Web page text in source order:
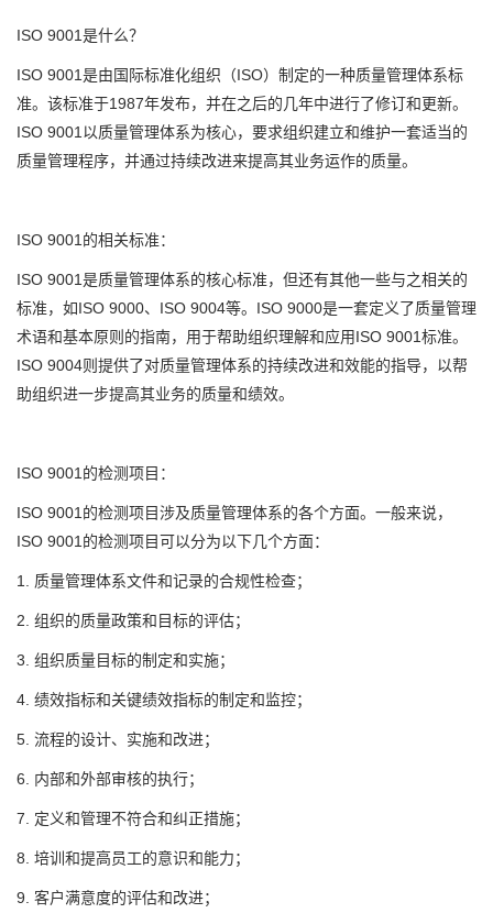
ISO 9001是什么？
ISO 9001是由国际标准化组织（ISO）制定的一种质量管理体系标
准。该标准于1987年发布，并在之后的几年中进行了修订和更新。
ISO 9001以质量管理体系为核心，要求组织建立和维护一套适当的
质量管理程序，并通过持续改进来提高其业务运作的质量。
ISO 9001的相关标准：
ISO 9001是质量管理体系的核心标准，但还有其他一些与之相关的
标准，如ISO 9000、ISO 9004等。ISO 9000是一套定义了质量管理
术语和基本原则的指南，用于帮助组织理解和应用ISO 9001标准。
ISO 9004则提供了对质量管理体系的持续改进和效能的指导，以帮
助组织进一步提高其业务的质量和绩效。
ISO 9001的检测项目：
ISO 9001的检测项目涉及质量管理体系的各个方面。一般来说，
ISO 9001的检测项目可以分为以下几个方面：
1. 质量管理体系文件和记录的合规性检查；
2. 组织的质量政策和目标的评估；
3. 组织质量目标的制定和实施；
4. 绩效指标和关键绩效指标的制定和监控；
5. 流程的设计、实施和改进；
6. 内部和外部审核的执行；
7. 定义和管理不符合和纠正措施；
8. 培训和提高员工的意识和能力；
9. 客户满意度的评估和改进；